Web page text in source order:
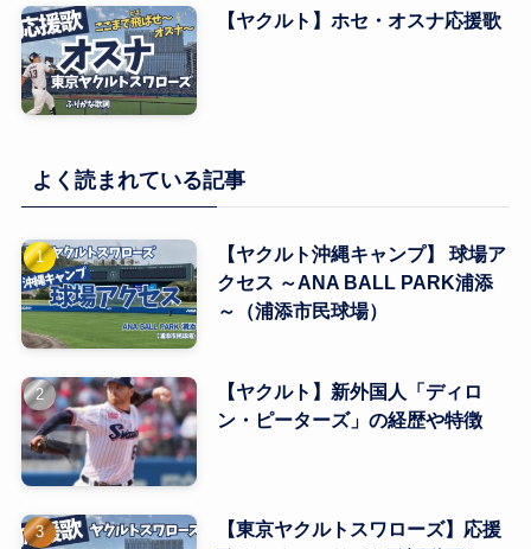
【ヤクルト】ホセ・オスナ応援歌
よく読まれている記事
【ヤクルト沖縄キャンプ】 球場ア
クセス ～ANA BALL PARK浦添
～（浦添市民球場）
【ヤクルト】新外国人「ディロ
ン・ピーターズ」の経歴や特徴
【東京ヤクルトスワローズ】応援